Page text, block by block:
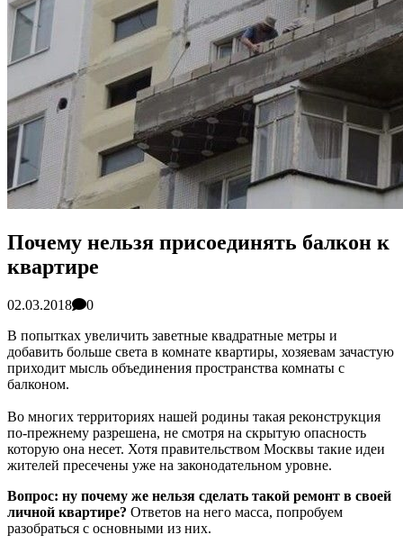
Почему нельзя присоединять балкон к
квартире
02.03.2018
0
В попытках увеличить заветные квадратные метры и
добавить больше света в комнате квартиры, хозяевам зачастую
приходит мысль объединения пространства комнаты с
балконом.
Во многих территориях нашей родины такая реконструкция
по-прежнему разрешена, не смотря на скрытую опасность
которую она несет. Хотя правительством Москвы такие идеи
жителей пресечены уже на законодательном уровне.
Вопрос: ну почему же нельзя сделать такой ремонт в своей
личной квартире? Ответов на него масса, попробуем
разобраться с основными из них.